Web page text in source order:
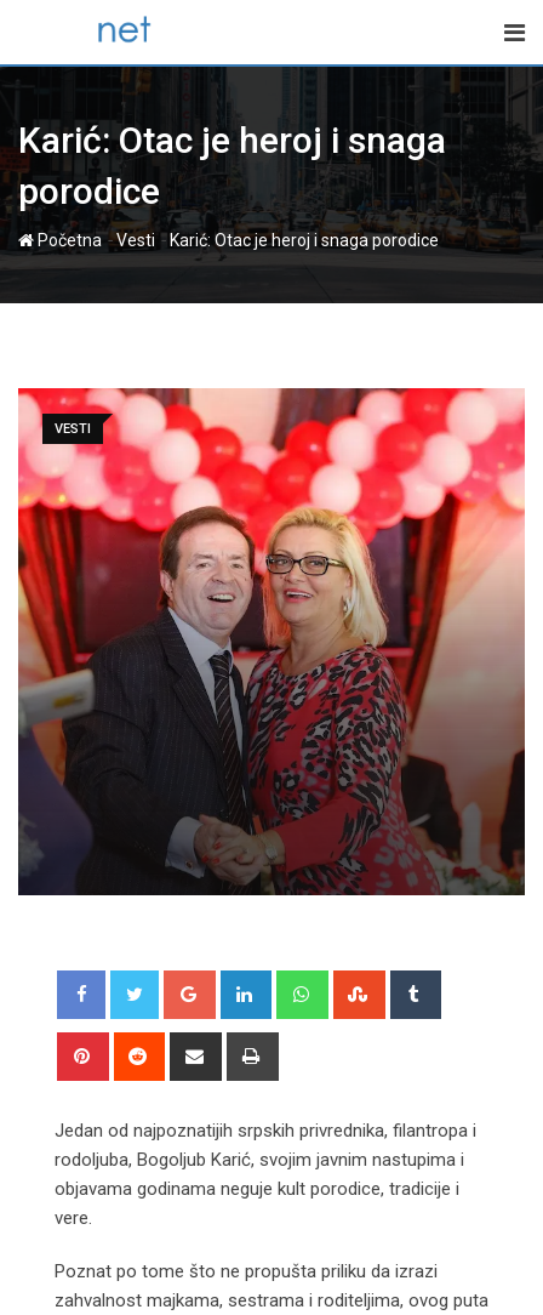
content
Karić: Otac je heroj i snaga
porodice
Početna-Vesti - Karić: Otac je heroj i snaga porodice
VESTI
Google+ LinkedIn WhatsappStumbleUpon
Pinterest Reddit
Share
Jedan od najpoznatijih srpskih privrednika, filantropa i
rodoljuba, Bogoljub Karić, svojim javnim nastupima i
objavama godinama neguje kult porodice, tradicije i
vere.
Poznat po tome što ne propušta priliku da izrazi
zahvalnost majkama, sestrama i roditeljima, ovog puta